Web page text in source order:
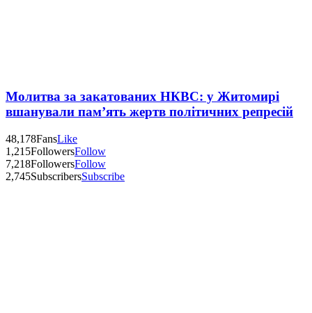
Молитва за закатованих НКВС: у Житомирі
вшанували пам’ять жертв політичних репресій
48,178FansLike
1,215FollowersFollow
7,218FollowersFollow
2,745SubscribersSubscribe